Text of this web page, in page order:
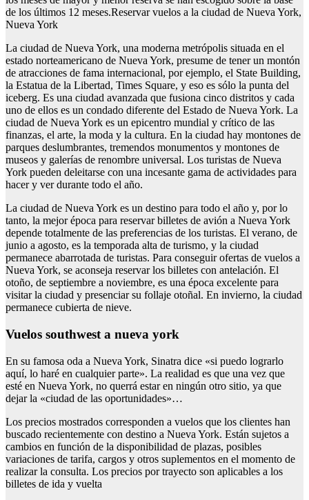
de los últimos 12 meses.Reservar vuelos a la ciudad de Nueva York,
Nueva York
La ciudad de Nueva York, una moderna metrópolis situada en el
estado norteamericano de Nueva York, presume de tener un montón
de atracciones de fama internacional, por ejemplo, el State Building,
la Estatua de la Libertad, Times Square, y eso es sólo la punta del
iceberg. Es una ciudad avanzada que fusiona cinco distritos y cada
uno de ellos es un condado diferente del Estado de Nueva York. La
ciudad de Nueva York es un epicentro mundial y crítico de las
finanzas, el arte, la moda y la cultura. En la ciudad hay montones de
parques deslumbrantes, tremendos monumentos y montones de
museos y galerías de renombre universal. Los turistas de Nueva
York pueden deleitarse con una incesante gama de actividades para
hacer y ver durante todo el año.
La ciudad de Nueva York es un destino para todo el año y, por lo
tanto, la mejor época para reservar billetes de avión a Nueva York
depende totalmente de las preferencias de los turistas. El verano, de
junio a agosto, es la temporada alta de turismo, y la ciudad
permanece abarrotada de turistas. Para conseguir ofertas de vuelos a
Nueva York, se aconseja reservar los billetes con antelación. El
otoño, de septiembre a noviembre, es una época excelente para
visitar la ciudad y presenciar su follaje otoñal. En invierno, la ciudad
permanece cubierta de nieve.
Vuelos southwest a nueva york
En su famosa oda a Nueva York, Sinatra dice «si puedo lograrlo
aquí, lo haré en cualquier parte». La realidad es que una vez que
esté en Nueva York, no querrá estar en ningún otro sitio, ya que
dejar la «ciudad de las oportunidades»…
Los precios mostrados corresponden a vuelos que los clientes han
buscado recientemente con destino a Nueva York. Están sujetos a
cambios en función de la disponibilidad de plazas, posibles
variaciones de tarifa, cargos y otros suplementos en el momento de
realizar la consulta. Los precios por trayecto son aplicables a los
billetes de ida y vuelta